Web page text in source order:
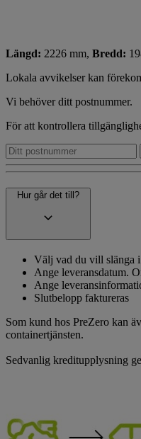
Längd: 2226 mm, Bredd:
Lokala avvikelser kan
Vi behöver ditt postnummer.
För att kontrollera
Hur går det till?
Välj vad du vill slänga
Ange leveransdatum.
Ange
Slutbelopp faktureras
Som kund hos PreZero kan
containertjänsten.
Sedvanlig kreditupplysning